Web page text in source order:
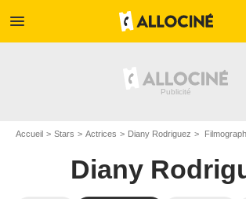
menu
Accueil Stars Actrices Diany Rodriguez
Diany